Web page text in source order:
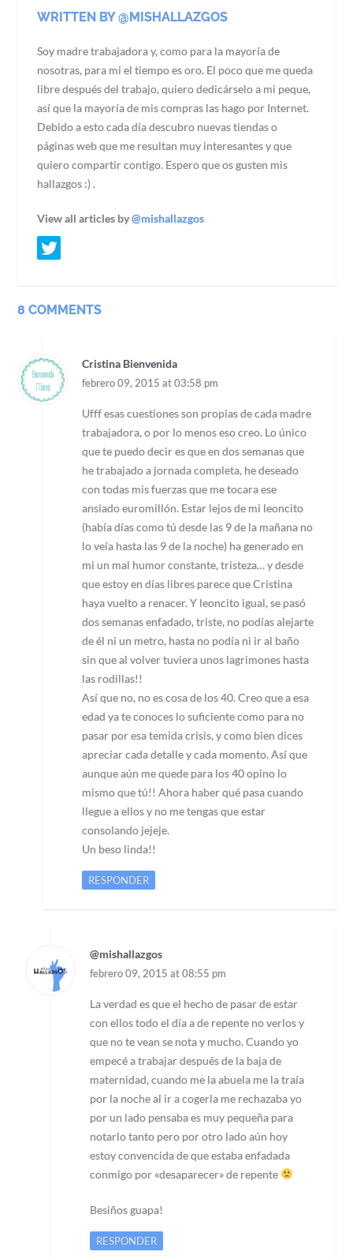
WRITTEN BY @MISHALLAZGOS
Soy madre trabajadora y, como para la mayoría de
nosotras, para mi el tiempo es oro. El poco que me queda
libre después del trabajo, quiero dedicárselo a mi peque,
así que la mayoría de mis compras las hago por Internet.
Debido a esto cada día descubro nuevas tiendas o
páginas web que me resultan muy interesantes y que
quiero compartir contigo. Espero que os gusten mis
hallazgos :) .
View all articles by@mishallazgos
8 COMMENTS
Cristina Bienvenida
febrero 09, 2015 at 03:58 pm
Ufff esas cuestiones son propias de cada madre
trabajadora, o por lo menos eso creo. Lo único
que te puedo decir es que en dos semanas que
he trabajado a jornada completa, he deseado
con todas mis fuerzas que me tocara ese
ansiado euromillón. Estar lejos de mi leoncito
(había días como tú desde las 9 de la mañana no
lo veía hasta las 9 de la noche) ha generado en
mi un mal humor constante, tristeza… y desde
que estoy en días libres parece que Cristina
haya vuelto a renacer. Y leoncito igual, se pasó
dos semanas enfadado, triste, no podías alejarte
de él ni un metro, hasta no podía ni ir al baño
sin que al volver tuviera unos lagrimones hasta
las rodillas!!
Así que no, no es cosa de los 40. Creo que a esa
edad ya te conoces lo suficiente como para no
pasar por esa temida crisis, y como bien dices
apreciar cada detalle y cada momento. Así que
aunque aún me quede para los 40 opino lo
mismo que tú!! Ahora haber qué pasa cuando
llegue a ellos y no me tengas que estar
consolando jejeje.
Un beso linda!!
RESPONDER
@mishallazgos
febrero 09, 2015 at 08:55 pm
La verdad es que el hecho de pasar de estar
con ellos todo el día a de repente no verlos y
que no te vean se nota y mucho. Cuando yo
empecé a trabajar después de la baja de
maternidad, cuando me la abuela me la traía
por la noche al ir a cogerla me rechazaba yo
por un lado pensaba es muy pequeña para
notarlo tanto pero por otro lado aún hoy
estoy convencida de que estaba enfadada
conmigo por «desaparecer» de repente
Besiños guapa!
RESPONDER